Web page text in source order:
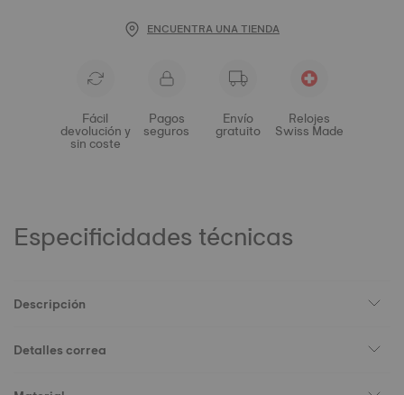
ENCUENTRA UNA TIENDA
Fácil
devolución y
sin coste
Pagos
seguros
Envío
gratuito
Relojes
Swiss Made
Especificidades técnicas
Descripción
Detalles correa